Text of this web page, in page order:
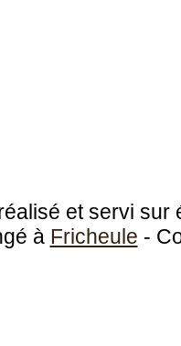
et servi
à Fricheule -